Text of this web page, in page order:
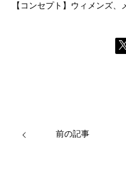
【コンセプト】ウィメンズ
前の記事